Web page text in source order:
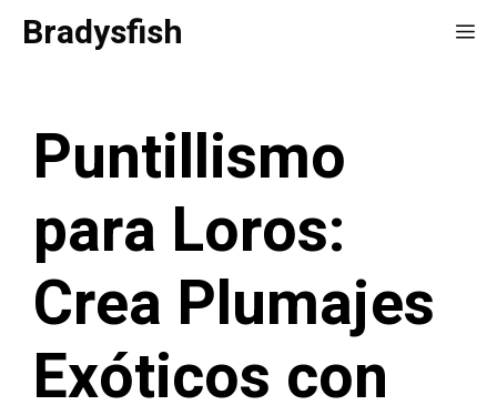
SaltarBradysfish
Puntillismo
para Loros:
Crea Plumajes
Exóticos con